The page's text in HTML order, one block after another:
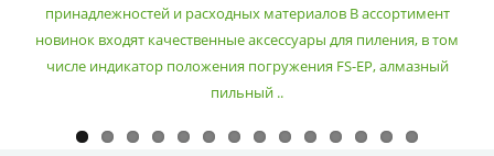
принадлежностей и расходных материалов В ассортимент
новинок входят качественные аксессуары для пиления, в том
числе индикатор положения погружения FS-EP, алмазный
пильный ..